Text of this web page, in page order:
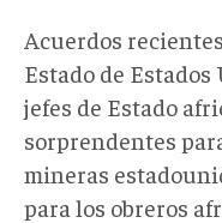
Acuerdos
Estado de
jefes de Estado
sorprendentes
mineras
para los obreros